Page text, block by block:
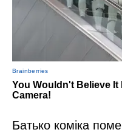
Батько коміка